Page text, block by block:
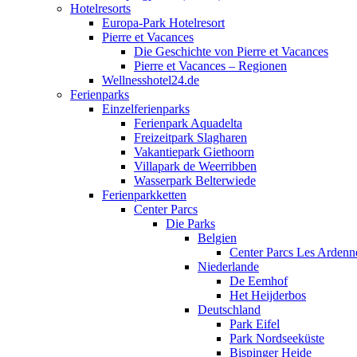
Hotelresorts
Europa-Park Hotelresort
Pierre et Vacances
Die Geschichte von Pierre et Vacances
Pierre et Vacances – Regionen
Wellnesshotel24.de
Ferienparks
Einzelferienparks
Ferienpark Aquadelta
Freizeitpark Slagharen
Vakantiepark Giethoorn
Villapark de Weerribben
Wasserpark Belterwiede
Ferienparkketten
Center Parcs
Die Parks
Belgien
Center Parcs Les
Niederlande
De Eemhof
Het Heijderbos
Deutschland
Park Eifel
Park Nordseeküste
Bispinger Heide